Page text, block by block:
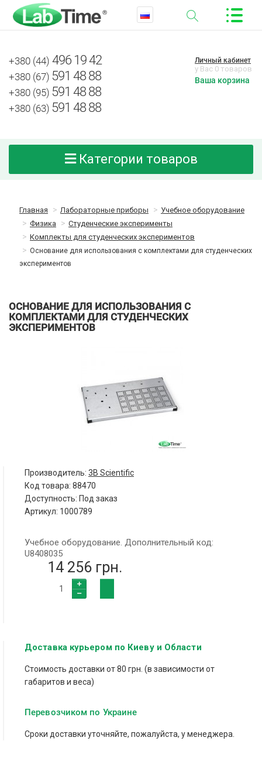
+380 (44) 496 19 42
+380 (67) 591 48 88
+380 (95) 591 48 88
+380 (63) 591 48 88
Личный кабинет
у Вас 0 товаров
Ваша корзина
Категории товаров
Главная Лабораторные приборы
Учебное оборудование
Физика
Студенческие эксперименты
Комплекты для студенческих экспериментов
Основание для использования с комплектами для студенческих
экспериментов
ОСНОВАНИЕ ДЛЯ ИСПОЛЬЗОВАНИЯ С
КОМПЛЕКТАМИ ДЛЯ СТУДЕНЧЕСКИХ
ЭКСПЕРИМЕНТОВ
Производитель: 3B Scientific
Код товара: 88470
Доступность: Под заказ
Артикул: 1000789
Учебное оборудование. Дополнительный код:
U8408035
14 256 грн.
Доставка курьером по Киеву и Области
Стоимость доставки от 80 грн. (в зависимости от
габаритов и веса)
Перевозчиком по Украине
Сроки доставки уточняйте, пожалуйста, у менеджера.